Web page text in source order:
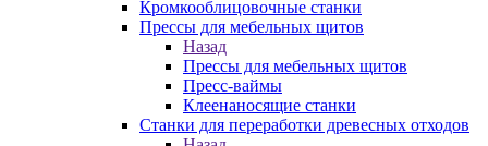
Кромкооблицовочные станки
Прессы для мебельных щитов
Назад
Прессы для мебельных щитов
Пресс-ваймы
Клеенаносящие станки
Станки для переработки древесных отходов